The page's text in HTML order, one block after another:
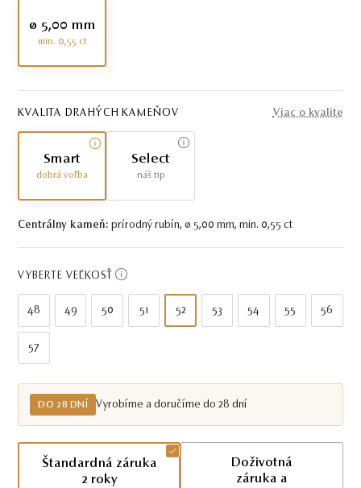
ø 5,00 mm
min. 0,55 ct
KVALITA DRAHÝCH KAMEŇOV Viac o kvalite
Smart
dobrá voľba
Select
náš tip
Centrálny kameň: prírodný rubín, ø 5,00 mm, min. 0,55 ct
VYBERTE VEĽKOSŤ
48 49 50 51 52 53 54 55 56
57
DO 28 DNÍ Vyrobíme a doručíme do 28 dní
Štandardná záruka
2 roky
Doživotná
záruka a